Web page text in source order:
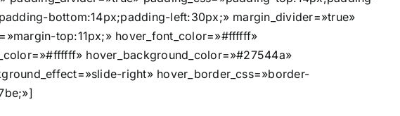
bottom:14px;padding-left:30px;» margin_divider=»true»
top:11px;» hover_font_color=»#ffffff»
hover_background_color=»#27544a»
right» hover_border_css=»border-